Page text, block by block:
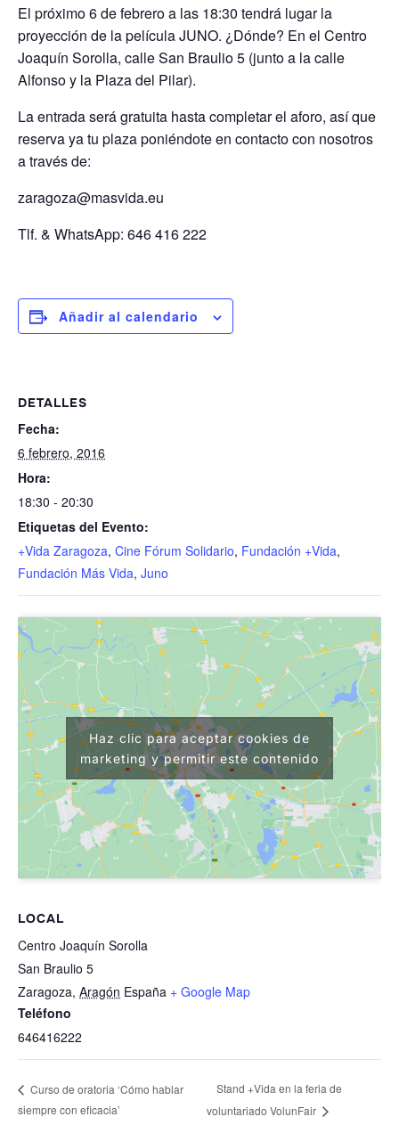
El próximo 6 de febrero a las 18:30 tendrá lugar la
proyección de la película JUNO. ¿Dónde? En el Centro
Joaquín Sorolla, calle San Braulio 5 (junto a la calle
Alfonso y la Plaza del Pilar).
La entrada será gratuita hasta completar el aforo, así que
reserva ya tu plaza poniéndote en contacto con nosotros
a través de:
zaragoza@masvida.eu
Tlf. & WhatsApp: 646 416 222
Añadir al calendario
DETALLES
Fecha:
6 febrero, 2016
Hora:
18:30 - 20:30
Etiquetas del Evento:
+Vida Zaragoza, Cine Fórum Solidario, Fundación +Vida,
Fundación Más Vida, Juno
LOCAL
Centro Joaquín Sorolla
San Braulio 5
Zaragoza, Aragón España + Google Map
Teléfono
646416222
Haz clic para aceptar cookies de
marketing y permitir este contenido
Curso de oratoria ‘Cómo hablar
siempre con eficacia’
Stand +Vida en la feria de
voluntariado VolunFair